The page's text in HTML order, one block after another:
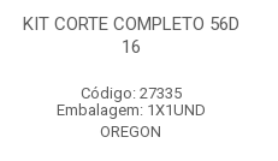
KIT CORTE COMPLETO 56D
16
Código: 27335
Embalagem: 1X1UND
OREGON